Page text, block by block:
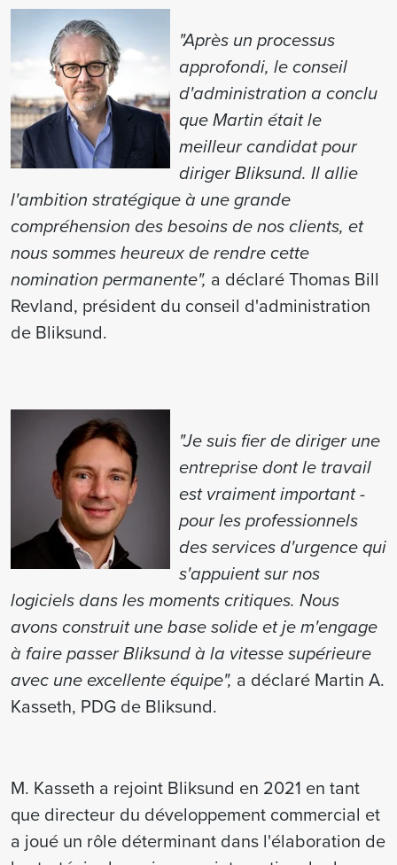
"Après un processus
approfondi, le conseil
d'administration a conclu
que Martin était le
meilleur candidat pour
diriger Bliksund. Il allie
l'ambition stratégique à une grande
compréhension des besoins de nos clients, et
nous sommes heureux de rendre cette
nomination permanente", a déclaré Thomas Bill
Revland, président du conseil d'administration
de Bliksund.
"Je suis fier de diriger une
entreprise dont le travail
est vraiment important -
pour les professionnels
des services d'urgence qui
s'appuient sur nos
logiciels dans les moments critiques. Nous
avons construit une base solide et je m'engage
à faire passer Bliksund à la vitesse supérieure
avec une excellente équipe", a déclaré Martin A.
Kasseth, PDG de Bliksund.
M. Kasseth a rejoint Bliksund en 2021 en tant
que directeur du développement commercial et
a joué un rôle déterminant dans l'élaboration de